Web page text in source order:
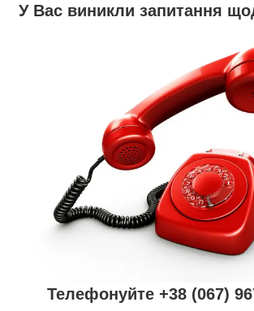
У Вас виникли запитання
Телефонуйте +38 (067)